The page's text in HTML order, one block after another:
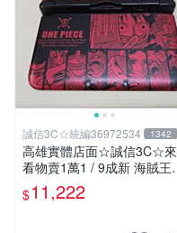
誠信3C☆統編36972534 1342
高雄實體店面☆誠信3C☆來
看物賣1萬1 / 9成新 海賊王
限定版 無改機 任天堂 3DS L
L 日規主機 二手功能正常 也
$11,222